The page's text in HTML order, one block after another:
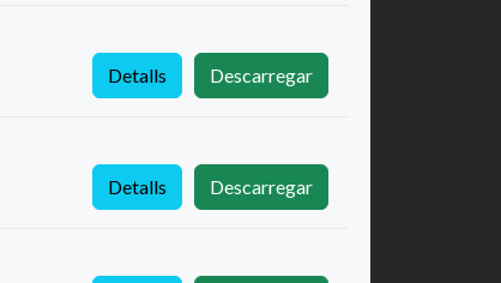
Descarregar
Detalls
Descarregar
Detalls